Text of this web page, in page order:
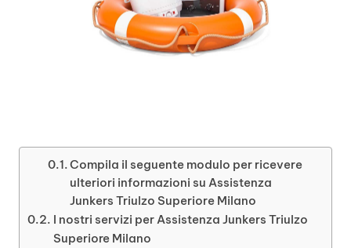
Compila il seguente modulo per ricevere
ulteriori informazioni su Assistenza
Junkers Triulzo Superiore Milano
I nostri servizi per Assistenza Junkers Triulzo
Superiore Milano